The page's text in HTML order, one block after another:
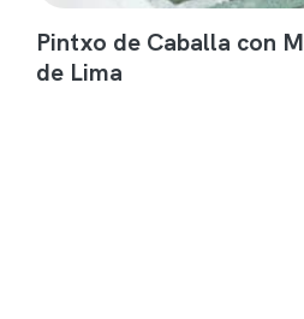
Pintxo de Caballa con
de Lima